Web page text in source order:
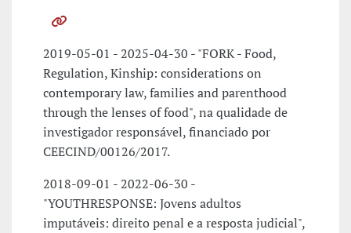
2019-05-01 - 2025-04-30 - "FORK - Food,
Regulation, Kinship: considerations on
contemporary law, families and parenthood
through the lenses of food", na qualidade de
investigador responsável, financiado por
CEECIND/00126/2017.
2018-09-01 - 2022-06-30 -
"YOUTHRESPONSE: Jovens adultos
imputáveis: direito penal e a resposta judicial",